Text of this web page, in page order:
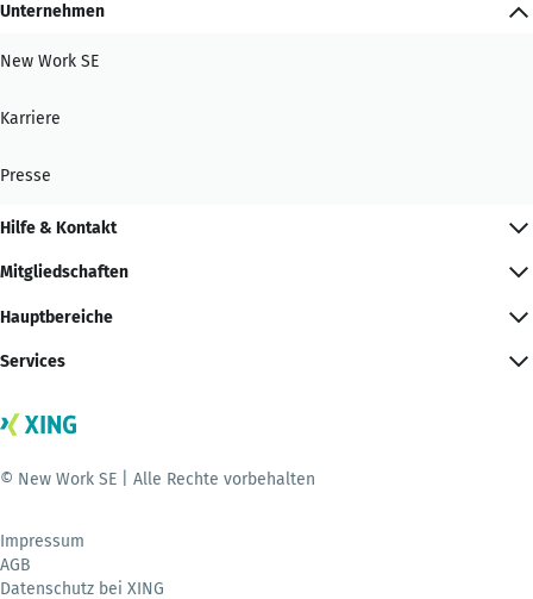
Unternehmen
New Work SE
Karriere
Presse
Hilfe & Kontakt
Mitgliedschaften
Hauptbereiche
Services
© New Work SE | Alle Rechte vorbehalten
Impressum
AGB
Datenschutz bei XING